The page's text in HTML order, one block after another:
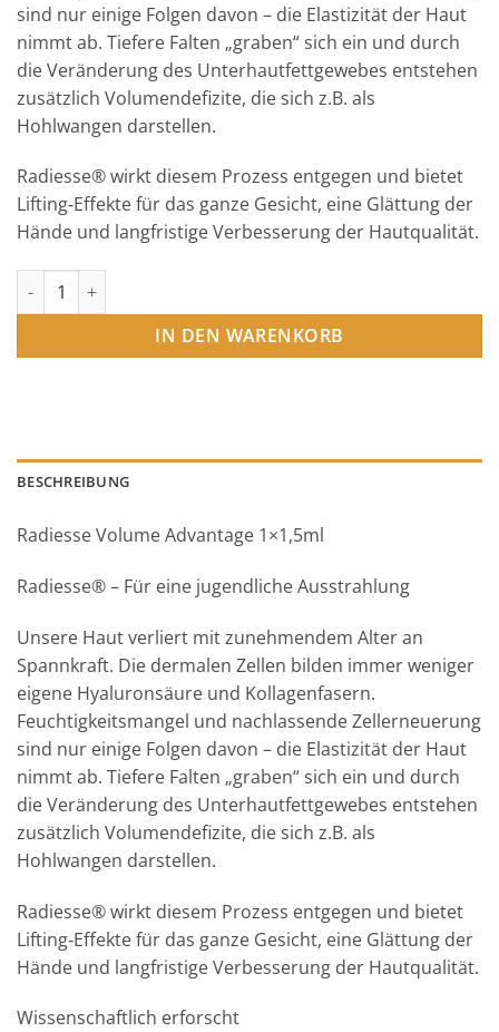
sind nur einige Folgen davon – die Elastizität der Haut
nimmt ab. Tiefere Falten „graben“ sich ein und durch
die Veränderung des Unterhautfettgewebes entstehen
zusätzlich Volumendefizite, die sich z.B. als
Hohlwangen darstellen.
Radiesse® wirkt diesem Prozess entgegen und bietet
Lifting‐Effekte für das ganze Gesicht, eine Glättung der
Hände und langfristige Verbesserung der Hautqualität.
Radiesse (1x1,5ml) Menge
IN DEN WARENKORB
BESCHREIBUNG
Radiesse Volume Advantage 1×1,5ml
Radiesse® – Für eine jugendliche Ausstrahlung
Unsere Haut verliert mit zunehmendem Alter an
Spannkraft. Die dermalen Zellen bilden immer weniger
eigene Hyaluronsäure und Kollagenfasern.
Feuchtigkeitsmangel und nachlassende Zellerneuerung
sind nur einige Folgen davon – die Elastizität der Haut
nimmt ab. Tiefere Falten „graben“ sich ein und durch
die Veränderung des Unterhautfettgewebes entstehen
zusätzlich Volumendefizite, die sich z.B. als
Hohlwangen darstellen.
Radiesse® wirkt diesem Prozess entgegen und bietet
Lifting‐Effekte für das ganze Gesicht, eine Glättung der
Hände und langfristige Verbesserung der Hautqualität.
Wissenschaftlich erforscht